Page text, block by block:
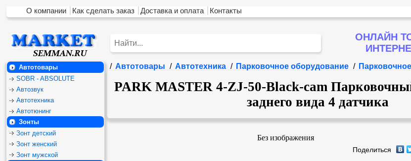
О компании Как сделать заказ Доставка и оплата Контакты
ОНЛАЙН
Автотовары
SOBR - ABSOLUTE
Автозвук
Автотехника
Автотюнинг
Зонты
Зонт детский
Зонт женский
Зонт мужской
/ Автотовары / Автотехника / Парковочное оборудование /
PARK MASTER 4-ZJ-50-Black-cam
заднего вида 4 датчика
Без изображения
Поделиться